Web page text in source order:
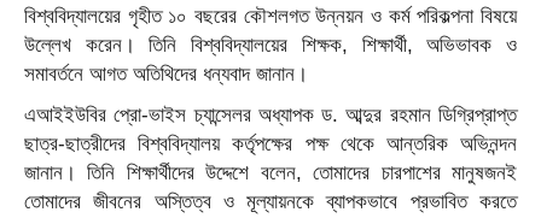
বিশ্ববিদ্যালয়ের গৃহীত ১০ বছরের কৌশলগত উন্নয়ন ও কর্ম পরিকল্পনা বিষয়ে
উল্লেখ করেন। তিনি বিশ্ববিদ্যালয়ের শিক্ষক, শিক্ষার্থী, অভিভাবক ও
সমাবর্তনে আগত অতিথিদের ধন্যবাদ জানান।
এআইইউবির প্রো-ভাইস চ্যান্সেলর অধ্যাপক ড. আব্দুর রহমান ডিগ্রিপ্রাপ্ত
ছাত্র-ছাত্রীদের বিশ্ববিদ্যালয় কর্তৃপক্ষের পক্ষ থেকে আন্তরিক অভিনন্দন
জানান। তিনি শিক্ষার্থীদের উদ্দেশে বলেন, তোমাদের চারপাশের মানুষজনই
তোমাদের জীবনের অস্তিত্ব ও মূল্যায়নকে ব্যাপকভাবে প্রভাবিত করতে